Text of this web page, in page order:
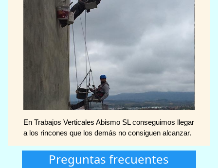
En Trabajos Verticales Abismo SL conseguimos llegar
a los rincones que los demás no consiguen alcanzar.
Preguntas frecuentes